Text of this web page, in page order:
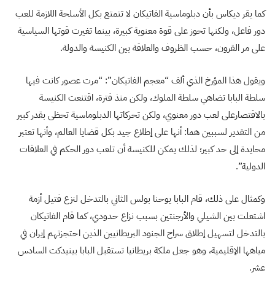
كما يقر ديكاس بأن دبلوماسية الفاتيكان لا تتمتع بكل الأسلحة اللازمة للعب
دور فاعل، ولكنها تحوز على قوة معنوية كبيرة، بينما تغيرت قوتها السياسية
على مر القرون، حسب الظروف والعلاقة بين الكنيسة والدولة.
ويقول هذا المؤرخ الذي ألف “معجم الفاتيكان”: “مرت عصور كانت فيها
سلطة البابا تضاهي سلطة الملوك، ولكن منذ فترة، اقتنعت الكنيسة
بالاقتصارعلى لعب دور معنوي، ولكن تحركاتها الدبلوماسية تحظى بقدر كبير
من التقدير لسببين هما: أنها على إطلاع جيد بكل قضايا العالم، وأنها تعتبر
محايدة إلى حد كبير؛ لذلك يمكن للكنيسة أن تلعب دور الحكم في العلاقات
الدولية”.
وكمثال على ذلك، قام البابا يوحنا بولس الثاني بالتدخل لنزع فتيل أزمة
اشتعلت بين الشيلي والأرجنتين بسبب نزاع حدودي، كما قام الفاتيكان
بالتدخل لتسهيل إطلاق سراح الجنود البريطانيين الذين احتجزتهم إيران في
مياهها الإقليمية، وهو جعل ملكة بريطانيا تستقبل البابا بينيدكت السادس
عشر.